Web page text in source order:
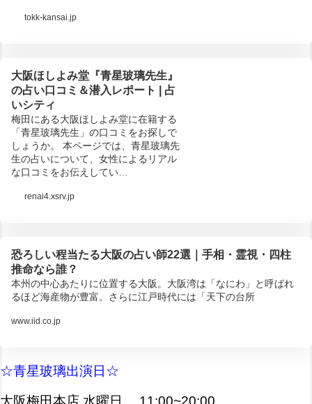
tokk-kansai.jp
大阪ほしよみ堂『青星玻璃先生』
の占い口コミ＆潜入レポート | 占
いシティ
梅田にある大阪ほしよみ堂に在籍する
「青星玻璃先生」の口コミをお探しで
しょうか。 本ページでは、青星玻璃先
生の占いについて、女性によるリアル
な口コミをお伝えしてい…
renai4.xsrv.jp
恐ろしい程当たる大阪の占い師22選｜手相・霊視・四柱
推命なら誰？
本州の中心あたりに位置する大阪。大阪湾は「なにわ」と呼ばれ
るほど海産物が豊富。さらに江戸時代には「天下の台所
www.iid.co.jp
☆青星玻璃出演日☆
大阪梅田本店 水曜日 11:00~20:00